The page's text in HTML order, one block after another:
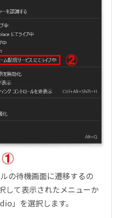
の待機画面に遷移するの
して表示されたメニューか
」を選択します。